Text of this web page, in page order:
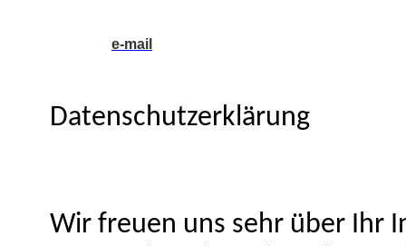
e-mail
Datenschutzerklärung
Wir freuen uns sehr über Ihr